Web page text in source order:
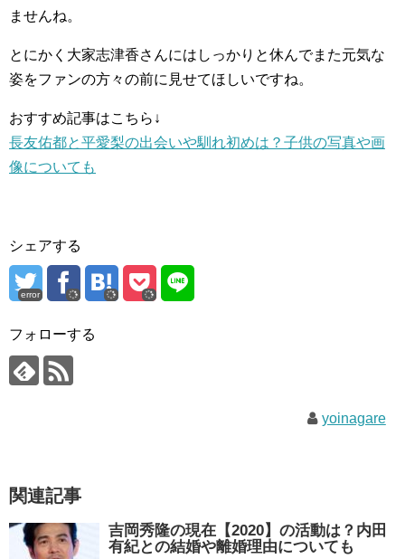
ませんね。
とにかく大家志津香さんにはしっかりと休んでまた元気な
姿をファンの方々の前に見せてほしいですね。
おすすめ記事はこちら↓
長友佑都と平愛梨の出会いや馴れ初めは？子供の写真や画
像についても
シェアする
error
フォローする
yoinagare
関連記事
吉岡秀隆の現在【2020】の活動は？内田
有紀との結婚や離婚理由についても